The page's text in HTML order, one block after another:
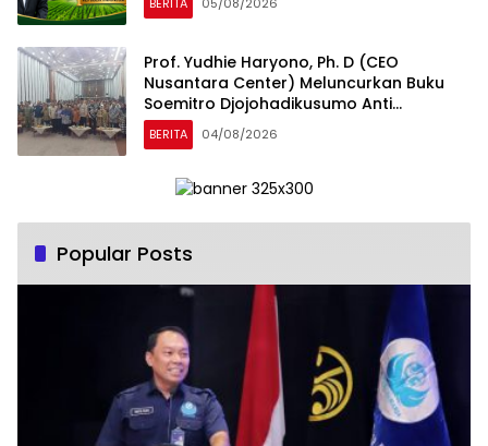
Prof. Yudhie Haryono, Ph. D (CEO
Nusantara Center) Meluncurkan Buku
Soemitro Djojohadikusumo Anti
Penjajahan yang dirangkaikan dengan
Simposium Nasional bertema “Urgensi
Nasional dan Kesejahteraan Sosial
Emas 2045”
BERITA 04/08/2026
Popular Posts